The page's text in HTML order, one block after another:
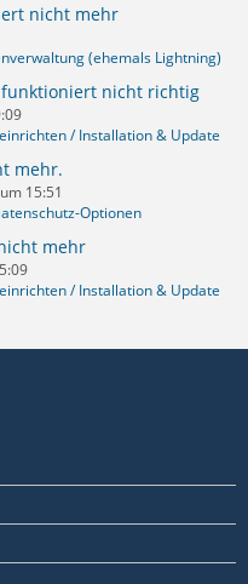
nicht mehr
(ehemals Lightning)
nicht richtig
/ Installation & Update
mehr.
15:51
Optionen
mehr
/ Installation & Update